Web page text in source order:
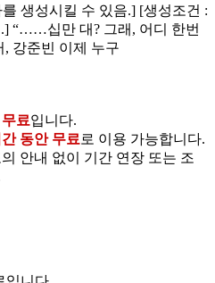
생성시킬 수 있음.] [생성조건 :
“……십만 대? 그래, 어디 한번
, 강준빈 이제 누구
료입니다.
동안 무료 로 이용 가능합니다.
안내 없이 기간 연장 또는 조